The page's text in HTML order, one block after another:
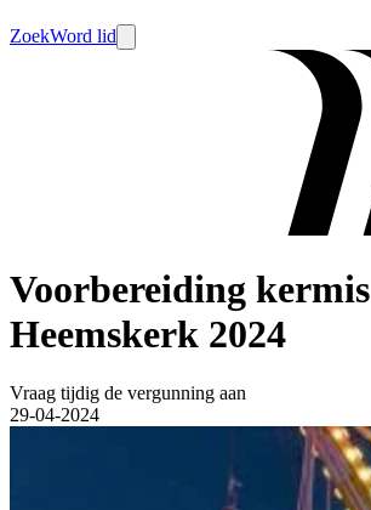
ZoekWord lid
Voorbereiding kermis
Heemskerk 2024
Vraag tijdig de vergunning aan
29-04-2024